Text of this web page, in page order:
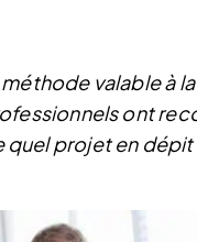
valable à
ont
quel projet en